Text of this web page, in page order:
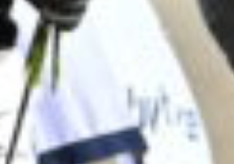
Kontakt
Styrelsen
Åby Trav­sällskap
Intresseföreningar
Press